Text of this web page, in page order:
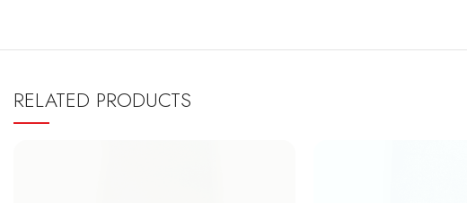
RELATED PRODUCTS